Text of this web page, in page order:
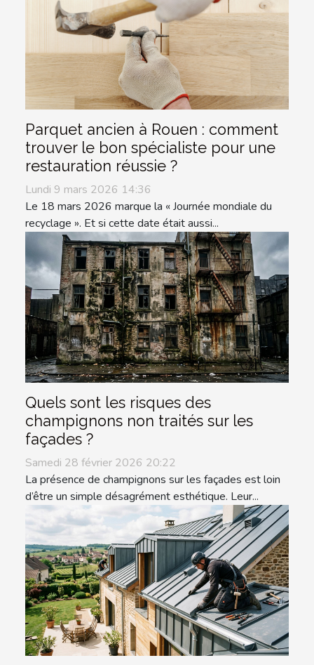
Parquet ancien à Rouen : comment
trouver le bon spécialiste pour une
restauration réussie ?
Lundi 9 mars 2026 14:36
Le 18 mars 2026 marque la « Journée mondiale du
recyclage ». Et si cette date était aussi...
Quels sont les risques des
champignons non traités sur les
façades ?
Samedi 28 février 2026 20:22
La présence de champignons sur les façades est loin
d’être un simple désagrément esthétique. Leur...